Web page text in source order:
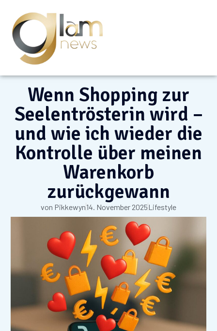
Wenn Shopping zur
Seelentrösterin wird –
und wie ich wieder die
Kontrolle über meinen
Warenkorb
zurückgewann
von Pikkewyn14. November 2025Lifestyle